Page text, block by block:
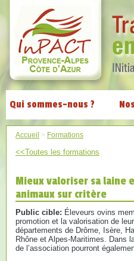
Qui sommes-nous ?
Accueil > Formations
<<Toutes les formations
Mieux valoriser sa laine
animaux sur critère
Public cible: Éleveurs ovins
promotion et la valorisation de
départements de Drôme, Isère,
Rhône et Alpes-Maritimes. Dans
de l’association pourront